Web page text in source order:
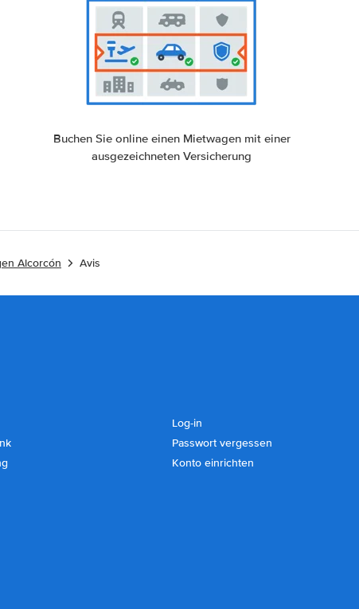
Buchen Sie online einen Mietwagen mit einer
ausgezeichneten Versicherung
Alcorcón Avis
Log-in
Passwort vergessen
Konto einrichten